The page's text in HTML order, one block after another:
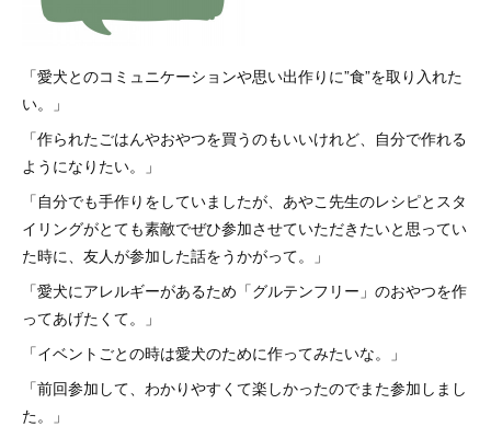
「愛犬とのコミュニケーションや思い出作りに”食”を取り入れた
い。」
「作られたごはんやおやつを買うのもいいけれど、自分で作れる
ようになりたい。」
「自分でも手作りをしていましたが、あやこ先生のレシピとスタ
イリングがとても素敵でぜひ参加させていただきたいと思ってい
た時に、友人が参加した話をうかがって。」
「愛犬にアレルギーがあるため「グルテンフリー」のおやつを作
ってあげたくて。」
「イベントごとの時は愛犬のために作ってみたいな。」
「前回参加して、わかりやすくて楽しかったのでまた参加しまし
た。」